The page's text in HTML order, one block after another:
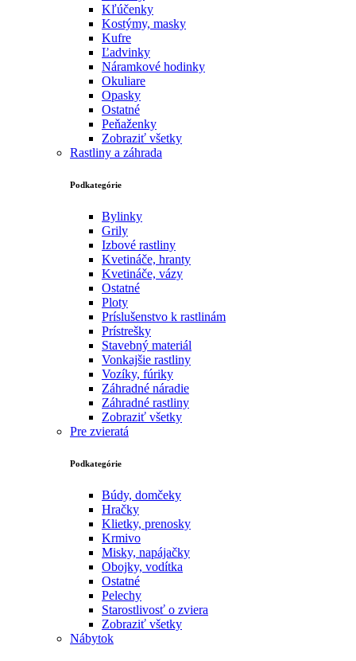
Kľúčenky
Kostýmy, masky
Kufre
Ľadvinky
Náramkové hodinky
Okuliare
Opasky
Ostatné
Peňaženky
Zobraziť všetky
Rastliny a záhrada
Podkategórie
Bylinky
Grily
Izbové rastliny
Kvetináče, hranty
Kvetináče, vázy
Ostatné
Ploty
Príslušenstvo k rastlinám
Prístrešky
Stavebný materiál
Vonkajšie rastliny
Vozíky, fúriky
Záhradné náradie
Záhradné rastliny
Zobraziť všetky
Pre zvieratá
Podkategórie
Búdy, domčeky
Hračky
Klietky, prenosky
Krmivo
Misky, napájačky
Obojky, vodítka
Ostatné
Pelechy
Starostlivosť o zviera
Zobraziť všetky
Nábytok